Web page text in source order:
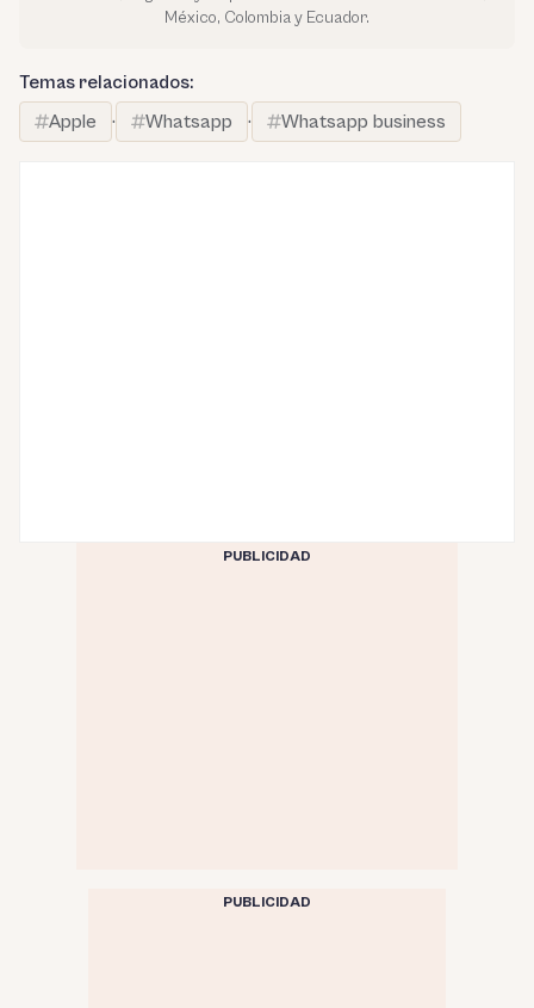
México, Colombia y Ecuador.
Temas relacionados:
Apple
· Whatsapp · Whatsapp business
PUBLICIDAD
PUBLICIDAD